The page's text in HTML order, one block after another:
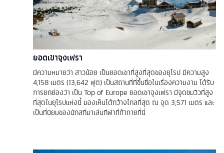
ยอดเขาจุงเฟรา
มีความหมายว่า สาวน้อย เป็นยอดเขาที่สูงที่สุดของยุโรป มีความสูง
4,158 เมตร (13,642 ฟุต) เป็นสถานที่ที่ขึ้นชื่อในเรื่องความงาม ได้รับ
การยกย่องว่า เป็น Top of Europe ยอดเขาจุงเฟรา มีจุดชมวิวที่สูง
ที่สุดในยุโรปแห่งนี้ มองเห็นได้กว้างไกลที่สุด ณ จุด 3,571 เมตร และ
เป็นที่นิยมของนักสกีมาเล่นกีฬาที่ท้าทายที่นี่